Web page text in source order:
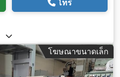
โทร
โฆษณาขนาดเล็ก